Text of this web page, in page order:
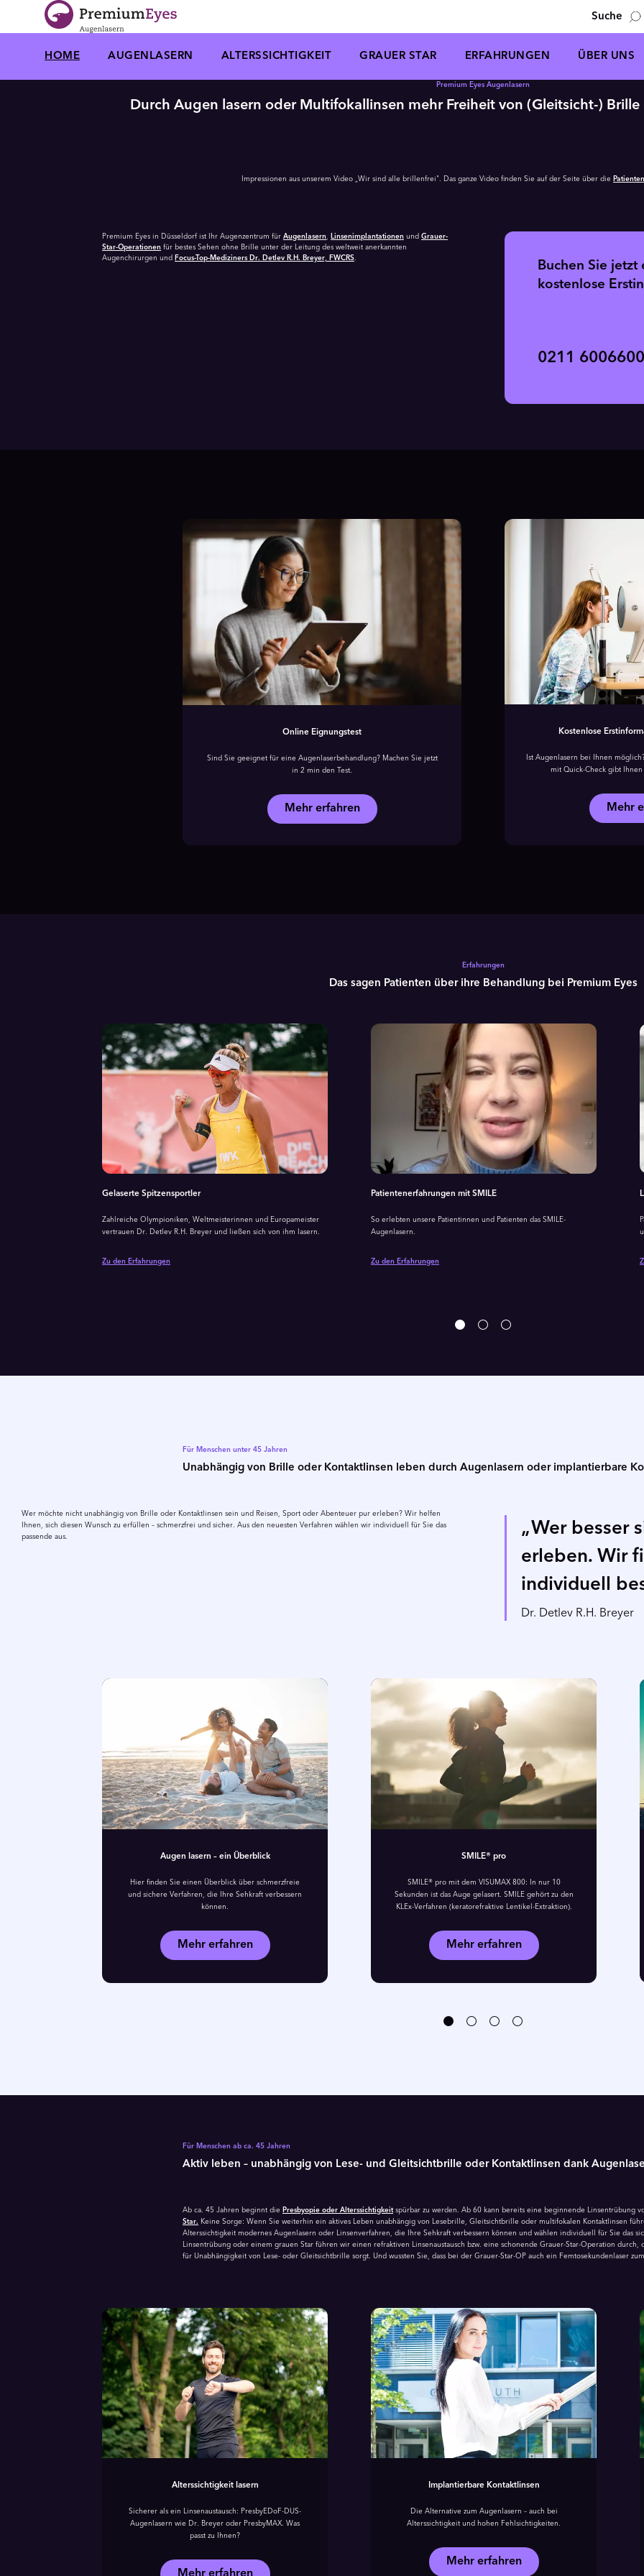
Zur Navigation springen
Zum Inhalt springen Suche
HOME AUGENLASERN ALTERSSICHTIGKEIT GRAUER STAR ERFAHRUNGEN ÜBER UNS
Premium Eyes Augenlasern
Durch Augen lasern oder Multifokallinsen mehr Freiheit von (Gleitsicht-)
abspielen
Impressionen aus unserem Video „Wir sind alle brillenfrei". Das ganze Video finden Sie auf der Seite über die
Premium Eyes in Düsseldorf ist Ihr Augenzentrum für Augenlasern, Linsen­implantationen und Grauer-
Star-Operationen für bestes Sehen ohne Brille unter der Leitung des weltweit anerkannten
Augenchirurgen und Focus-Top-Mediziners Dr. Detlev R.H. Breyer, FWCRS.
Buchen Sie jetzt
kostenlose
0211 6006600
Online Eignungstest
Sind Sie geeignet für eine Augenlaser­behandlung? Machen Sie jetzt
in 2 min den Test.
Mehr erfahren
Kostenlose
Ist Augenlasern bei Ihnen
mit Quick-Check gibt
Mehr
Erfahrungen
Das sagen Patienten über ihre Behandlung bei Premium Eyes
Gelaserte Spitzensportler
Zahlreiche Olympioniken, Weltmeisterinnen und Europameister
vertrauen Dr. Detlev R.H. Breyer und ließen sich von ihm lasern.
Zu den Erfahrungen
Patientenerfahrungen mit SMILE
So erlebten unsere Patientinnen und Patienten das SMILE-
Augenlasern.
Zu den Erfahrungen
Für Menschen unter 45 Jahren
Unabhängig von Brille oder Kontaktlinsen leben durch Augenlasern oder implantierbare
Wer möchte nicht unabhängig von Brille oder Kontaktlinsen sein und Reisen, Sport oder Abenteuer pur erleben? Wir helfen
Ihnen, sich diesen Wunsch zu erfüllen – schmerzfrei und sicher. Aus den neuesten Verfahren wählen wir individuell für Sie das
passende aus.
Wer besser
erleben. Wir
individuell
Dr. Detlev R.H. Breyer
Augen lasern – ein Überblick
Hier finden Sie einen Überblick über schmerzfreie
und sichere Verfahren, die Ihre Sehkraft verbessern
können.
Mehr erfahren
SMILE® pro
SMILE® pro mit dem VISUMAX 800: In nur 10
Sekunden ist das Auge gelasert. SMILE gehört zu den
KLEx-Verfahren (keratorefraktive Lentikel-Extraktion).
Mehr erfahren
Für Menschen ab ca. 45 Jahren
Aktiv leben – unabhängig von Lese- und Gleitsichtbrille oder Kontakt­linsen dank
Ab ca. 45 Jahren beginnt die Presbyopie oder Alterssichtigkeitspürbar zu werden. Ab 60 kann bereits eine beginnende Linsentrübung
Star. Keine Sorge: Wenn Sie weiterhin ein aktives Leben unabhängig von Lesebrille, Gleitsichtbrille oder multifokalen Kontaktlinsen
Alterssichtigkeit modernes Augenlasern oder Linsenverfahren, die Ihre Sehkraft verbessern können und wählen individuell für Sie das
Linsentrübung oder einem grauen Star führen wir einen refraktiven Linsenaustausch bzw. eine schonende Grauer-Star-Operation
für Unabhängigkeit von Lese- oder Gleitsichtbrille sorgt. Und wussten Sie, dass bei der Grauer-Star-OP auch ein Femtosekundenlaser
Alters­sichtigkeit lasern
Sicherer als ein Linsenaustausch: PresbyEDoF-DUS-
Augenlasern wie Dr. Breyer oder PresbyMAX. Was
passt zu Ihnen?
Implantierbare Kontaktlinsen
Die Alternative zum Augenlasern – auch bei
Alterssichtigkeit und hohen Fehlsichtigkeiten.
Mehr erfahren